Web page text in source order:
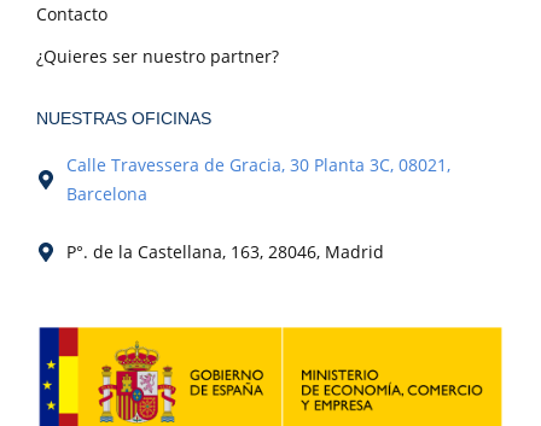
Contacto
¿Quieres ser nuestro partner?
NUESTRAS OFICINAS
Calle Travessera de Gracia, 30 Planta 3C, 08021,
Barcelona
P°. de la Castellana, 163, 28046, Madrid